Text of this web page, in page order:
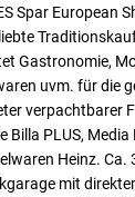
Spar European
Gastronomie,
uvm. für die
verpachtbarer
Billa PLUS,
Heinz. Ca.
mit